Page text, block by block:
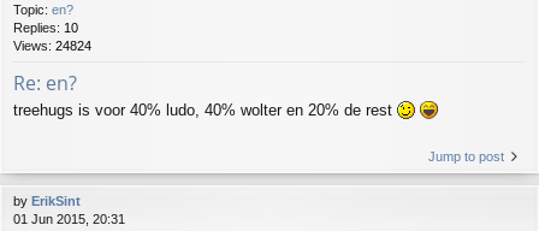
Topic: en?
Replies: 10
Views: 24824
Re: en?
treehugs is voor 40% ludo, 40% wolter en 20% de rest
Jump to post
by ErikSint
01 Jun 2015, 20:31